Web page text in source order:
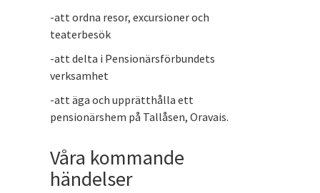
-att ordna resor, excursioner och
teaterbesök
-att delta i Pensionärsförbundets
verksamhet
-att äga och upprätthålla ett
pensionärshem på Tallåsen, Oravais.
Våra kommande
händelser